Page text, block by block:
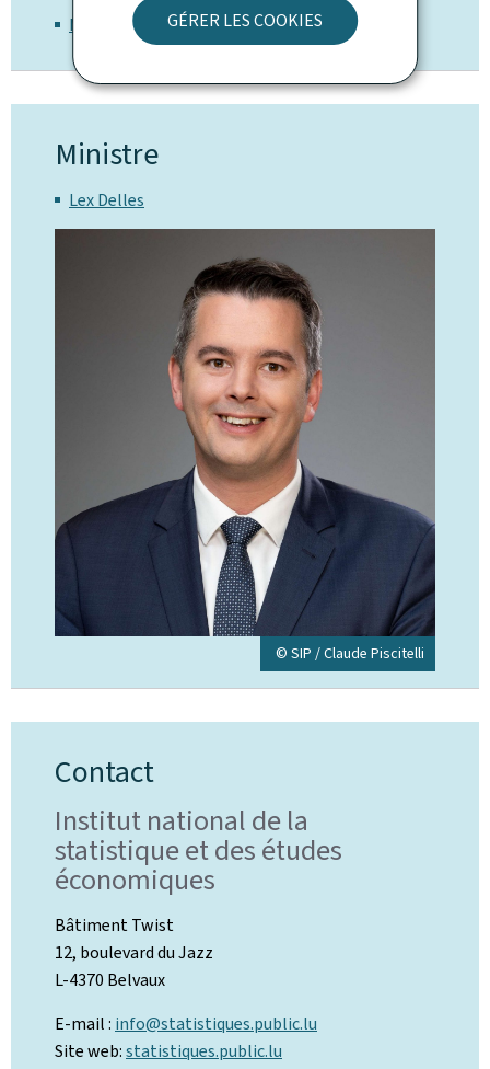
GÉRER LES COOKIES
Ministère de l'Economie
Ministre
Lex Delles
© SIP / Claude Piscitelli
Contact
Institut national de la
statistique et des études
économiques
Bâtiment Twist
12, boulevard du Jazz
L-4370 Belvaux
E-mail : info@statistiques.public.lu
Site web:statistiques.public.lu